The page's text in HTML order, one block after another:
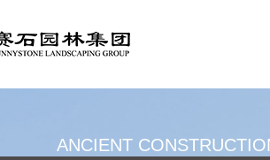
ANCIENT